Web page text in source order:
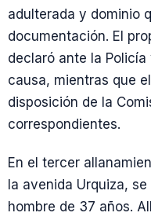
adulterada y dominio
documentación. El
declaró ante la
causa, mientras que
disposición de la
correspondientes.
En el tercer
la avenida Urquiza,
hombre de 37 años.